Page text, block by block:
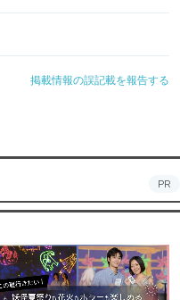
掲載情報の誤記載を報告する
PR